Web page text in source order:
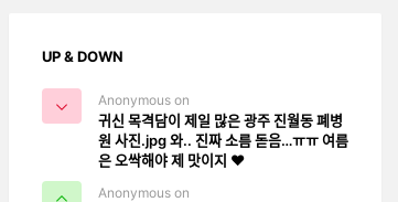
UP & DOWN
Anonymous on
귀신 목격담이 제일 많은 광주 진월동 폐병
원 사진.jpg 와.. 진짜 소름 돋음…ㅠㅠ 여름
은 오싹해야 제 맛이지 ❤️
Anonymous on